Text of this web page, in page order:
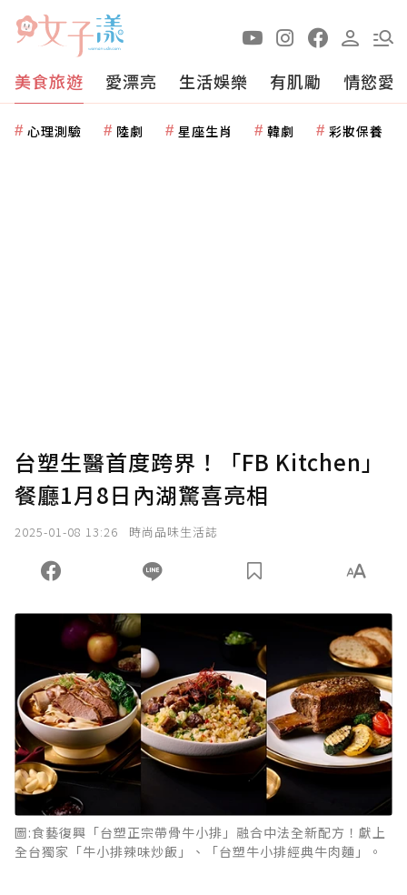
美食旅遊 愛漂亮 生活娛樂 有肌勵 情慾愛
心理測驗 陸劇 星座生肖 韓劇 彩妝保養
台塑生醫首度跨界！「FB Kitchen」
餐廳1月8日內湖驚喜亮相
2025-01-08 13:26 時尚品味生活誌
圖:食藝復興「台塑正宗帶骨牛小排」融合中法全新配方！獻上
全台獨家「牛小排辣味炒飯」、「台塑牛小排經典牛肉麵」。